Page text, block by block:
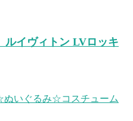
ルイヴィトン LVロッキ
いぐるみ☆コスチューム